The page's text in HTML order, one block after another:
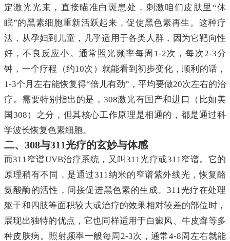
定激光光束，直接瞄准白斑患处，刺激咱们皮肤里“休
眠”的黑素细胞重新活跃起来，促使黑色素再生。这种疗
法，从孕妇到儿童，几乎适用于各类人群，因为它靶向性
好，不良反应小。通常照光频率每周1-2次，每次2-3分
钟，一个疗程（约10次）就能看到初步变化，顺利的话，
1-3个月左右能恢复得“倍儿有劲”，平均要做20次左右的治
疗。需要特别指出的是，308激光有国产和进口（比如美
国308）之分，但其核心工作原理是相通的，都是通过科
学波长恢复色素细胞。
二、308与311光疗的玄妙与体感
而311窄谱UVB治疗系统，又叫311光疗或311窄谱。它的
原理稍有不同，是通过311纳米的窄谱紫外线光，恢复酪
氨酸酶的活性，间接促进黑色素的生成。311光疗在处理
躯干和四肢等面积较大或治疗的效果相对较差的部位时，
展现出独特的优点，它也同样适用于白癜风、牛皮癣等多
种皮肤病。照射频率一般每周2-3次，通常4-8周左右就能